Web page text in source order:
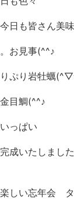
日も皆さん美味
お見事(^^♪
ぷり岩牡蠣
目鯛(^^♪
っぱい
成いたしまし
しい忘年会 タ